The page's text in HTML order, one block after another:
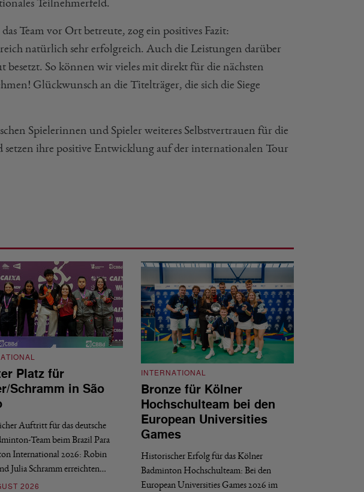
Teilnehmerfeld.
Team vor Ort betreute, zog ein positives Fazit:
natürlich sehr erfolgreich. Auch die Leistungen darüber
besetzt. So können wir vieles mit direkt für die nächsten
Glückwunsch an die Titelträger, die sich die Siege
Spielerinnen und Spieler weiteres Selbstvertrauen für die
ihre positive Entwicklung auf der internationalen Tour
Platz für
Schramm in São
Auftritt für das deutsche
Team beim Brazil Para
International 2026: Robin
Julia Schramm erreichten…
2026
INTERNATIONAL
Bronze für Kölner
Hochschulteam bei den
European Universities
Games
Historischer Erfolg für das Kölner
Badminton Hochschulteam: Bei den
European Universities Games 2026 im